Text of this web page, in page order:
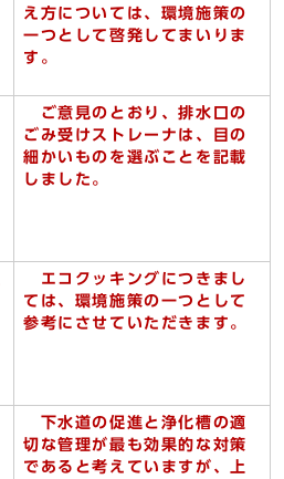
え方については、環境施策の
一つとして啓発してまいりま
す。
ご意見のとおり、排水口の
ごみ受けストレーナは、目の
細かいものを選ぶことを記載
しました。
エコクッキングにつきまし
ては、環境施策の一つとして
参考にさせていただきます。
下水道の促進と浄化槽の適
切な管理が最も効果的な対策
であると考えていますが、上